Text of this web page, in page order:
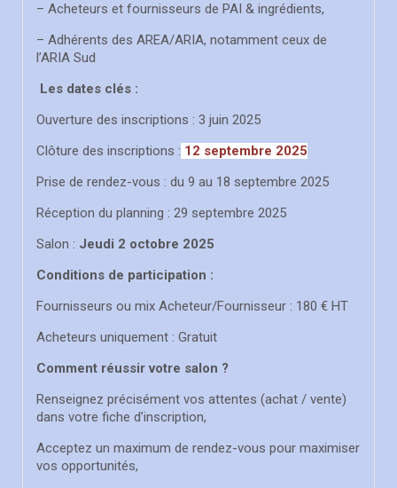
– Acheteurs et fournisseurs de PAI & ingrédients,
– Adhérents des AREA/ARIA, notamment ceux de
l’ARIA Sud
Les dates clés :
Ouverture des inscriptions : 3 juin 2025
Clôture des inscriptions : 12 septembre 2025
Prise de rendez-vous : du 9 au 18 septembre 2025
Réception du planning : 29 septembre 2025
Salon : Jeudi 2 octobre 2025
Conditions de participation :
Fournisseurs ou mix Acheteur/Fournisseur : 180 € HT
Acheteurs uniquement : Gratuit
Comment réussir votre salon ?
Renseignez précisément vos attentes (achat / vente)
dans votre fiche d’inscription,
Acceptez un maximum de rendez-vous pour maximiser
vos opportunités,